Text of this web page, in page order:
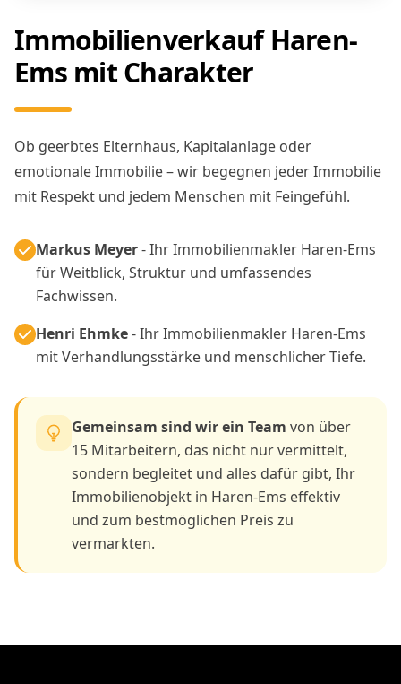
Immobilienverkauf Haren-
Ems mit Charakter
Ob geerbtes Elternhaus, Kapitalanlage oder
emotionale Immobilie – wir begegnen jeder Immobilie
mit Respekt und jedem Menschen mit Feingefühl.
Markus Meyer- Ihr Immobilienmakler Haren-Ems
für Weitblick, Struktur und umfassendes
Fachwissen.
Henri Ehmke- Ihr Immobilienmakler Haren-Ems
mit Verhandlungsstärke und menschlicher Tiefe.
Gemeinsam sind wir ein Team von über
15 Mitarbeitern, das nicht nur vermittelt,
sondern begleitet und alles dafür gibt, Ihr
Immobilienobjekt in Haren-Ems effektiv
und zum bestmöglichen Preis zu
vermarkten.